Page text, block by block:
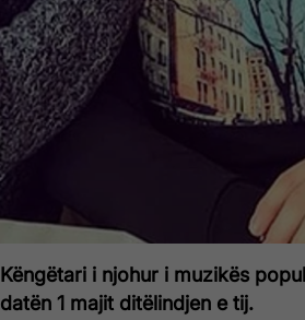
Këngëtari i njohur i muzikës
datën 1 majit ditëlindjen e tij.